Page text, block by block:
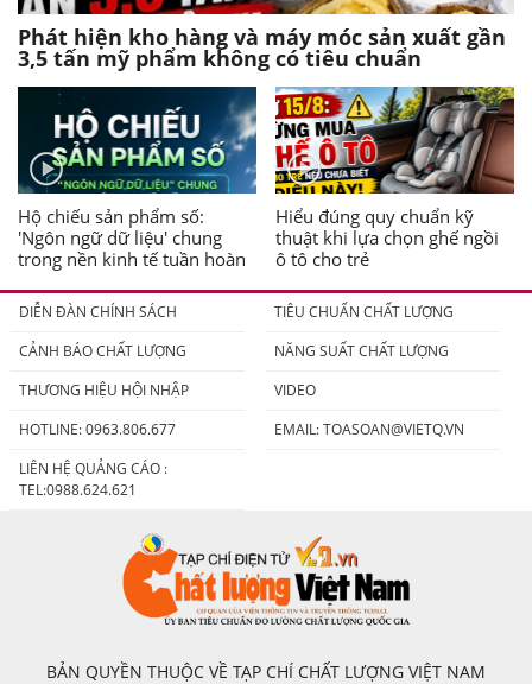
Phát hiện kho hàng và máy móc sản xuất gần
3,5 tấn mỹ phẩm không có tiêu chuẩn
Hộ chiếu sản phẩm số:
'Ngôn ngữ dữ liệu' chung
trong nền kinh tế tuần hoàn
Hiểu đúng quy chuẩn kỹ
thuật khi lựa chọn ghế ngồi
ô tô cho trẻ
DIỄN ĐÀN CHÍNH SÁCH
TIÊU CHUẨN CHẤT LƯỢNG
CẢNH BÁO CHẤT LƯỢNG
NĂNG SUẤT CHẤT LƯỢNG
THƯƠNG HIỆU HỘI NHẬP
VIDEO
HOTLINE: 0963.806.677
EMAIL:TOASOAN@VIETQ.VN
LIÊN HỆ QUẢNG CÁO :
TEL:0988.624.621
BẢN QUYỀN THUỘC VỀ TẠP CHÍ CHẤT LƯỢNG VIỆT NAM